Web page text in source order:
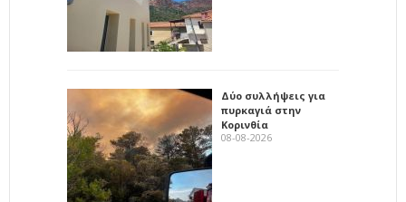
Δύο συλλήψεις για
πυρκαγιά στην
Κορινθία
08-08-2026